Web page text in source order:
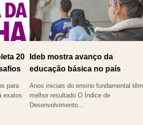
20
para
exatos
Ideb mostra avanço da
educação básica no país
Anos iniciais do ensino fundamental têm
melhor resultado O Índice de
Desenvolvimento...